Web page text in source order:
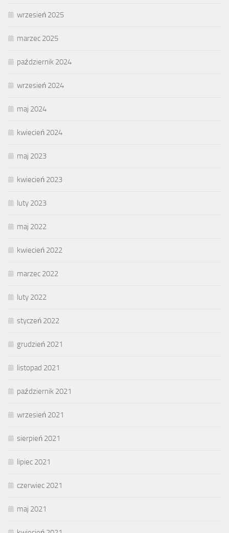
wrzesień 2025
marzec 2025
październik 2024
wrzesień 2024
maj 2024
kwiecień 2024
maj 2023
kwiecień 2023
luty 2023
maj 2022
kwiecień 2022
marzec 2022
luty 2022
styczeń 2022
grudzień 2021
listopad 2021
październik 2021
wrzesień 2021
sierpień 2021
lipiec 2021
czerwiec 2021
maj 2021